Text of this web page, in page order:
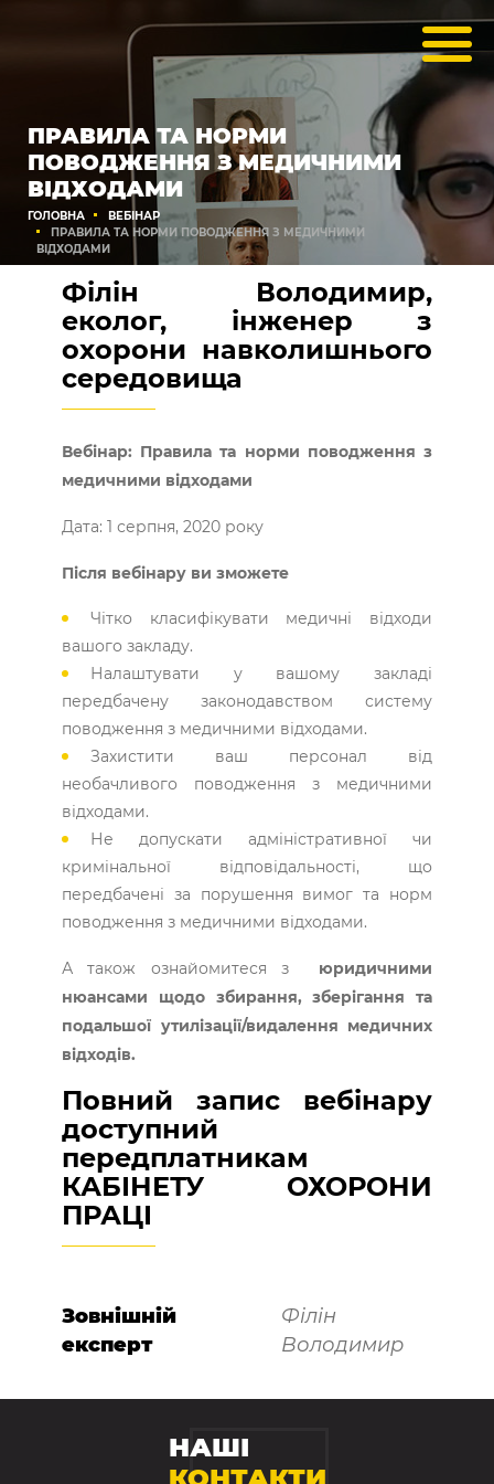
ПРАВИЛА ТА НОРМИ
ПОВОДЖЕННЯ З МЕДИЧНИМИ
ВІДХОДАМИ
ГОЛОВНА
ВЕБІНАР
ПРАВИЛА ТА НОРМИ ПОВОДЖЕННЯ З МЕДИЧНИМИ
ВІДХОДАМИ
Філін Володимир,
еколог, інженер з
охорони навколишнього
середовища
Вебінар: Правила та норми поводження з
медичними відходами
Дата: 1 серпня, 2020 року
Після вебінару ви зможете
Чітко класифікувати медичні відходи
вашого закладу.
Налаштувати у вашому закладі
передбачену законодавством систему
поводження з медичними відходами.
Захистити ваш персонал від
необачливого поводження з медичними
відходами.
Не допускати адміністративної чи
кримінальної відповідальності, що
передбачені за порушення вимог та норм
поводження з медичними відходами.
А також ознайомитеся з
юридичними
нюансами щодо збирання, зберігання та
подальшої утилізації/видалення медичних
відходів.
Повний запис вебінару
доступний
передплатникам
КАБІНЕТУ ОХОРОНИ
ПРАЦІ
Зовнішній
експерт
Філін
Володимир
НАШІ